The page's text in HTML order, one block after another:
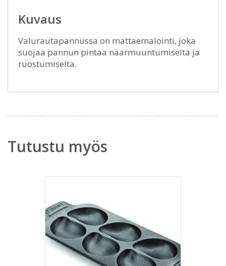
Kuvaus
Valurautapannussa on mattaemalointi, joka
suojaa pannun pintaa naarmuuntumiselta ja
ruostumiselta.
Tutustu myös